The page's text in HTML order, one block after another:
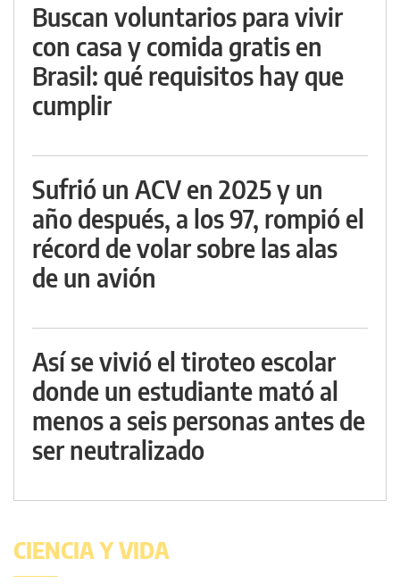
Buscan voluntarios para vivir
con casa y comida gratis en
Brasil: qué requisitos hay que
cumplir
Sufrió un ACV en 2025 y un
año después, a los 97, rompió el
récord de volar sobre las alas
de un avión
Así se vivió el tiroteo escolar
donde un estudiante mató al
menos a seis personas antes de
ser neutralizado
CIENCIA Y VIDA